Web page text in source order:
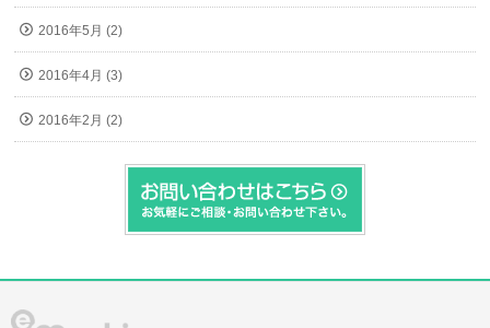
2016年5月 (2)
2016年4月 (3)
2016年2月 (2)